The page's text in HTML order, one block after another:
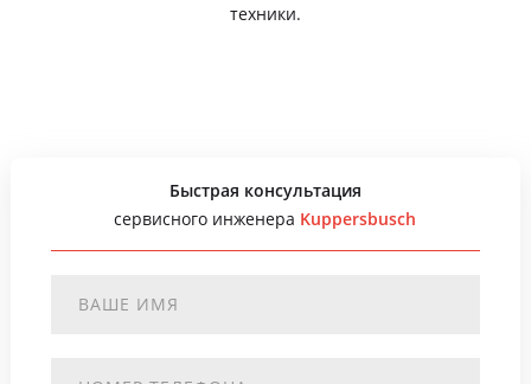
техники.
Быстрая консультация
сервисного инженера Kuppersbusch